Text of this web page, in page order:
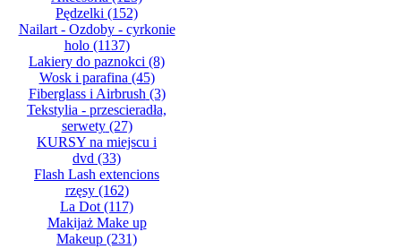
Pędzelki (152)
Nailart - Ozdoby - cyrkonie
holo(1137)
Lakiery do paznokci (8)
Wosk i parafina (45)
Fiberglass i Airbrush (3)
Tekstylia - przescieradła,
serwety(27)
KURSY na miejscu i
dvd (33)
Flash Lash extencions
rzęsy(162)
La Dot (117)
Makijaż Make up
Makeup (231)